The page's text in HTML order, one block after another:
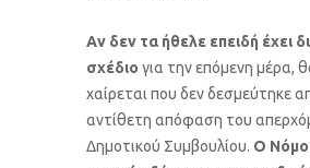
Αν δεν τα ήθελε επειδή έχει
σχέδιο για την επόμενη μέρα,
χαίρεται που δεν δεσμεύτηκε
αντίθετη απόφαση του
Δημοτικού Συμβουλίου. Ο